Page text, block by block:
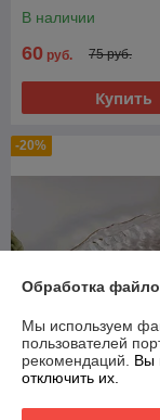
В наличии
60 руб. 75 руб.
Купить
-20%
Блюдо
Обработка
Мы используем
пользователей
рекомендаций. Вы
отключить их.